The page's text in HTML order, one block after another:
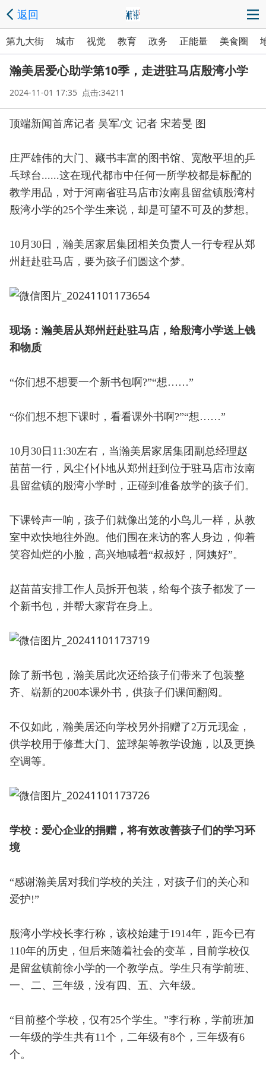
返回
第九大街 城市 视觉 教育 政务 正能量 美食圈
瀚美居爱心助学第10季，走进驻马店殷湾小学
2024-11-01 17:35 点击:34211
顶端新闻首席记者 吴军/文 记者 宋若旻 图
庄严雄伟的大门、藏书丰富的图书馆、宽敞平坦的乒
乓球台......这在现代都市中任何一所学校都是标配的
教学用品，对于河南省驻马店市汝南县留盆镇殷湾村
殷湾小学的25个学生来说，却是可望不可及的梦想。
10月30日，瀚美居家居集团相关负责人一行专程从郑
州赶赴驻马店，要为孩子们圆这个梦。
现场：瀚美居从郑州赶赴驻马店，给殷湾小学送上钱
和物质
“你们想不想要一个新书包啊?”“想……”
“你们想不想下课时，看看课外书啊?”“想……”
10月30日11:30左右，当瀚美居家居集团副总经理赵
苗苗一行，风尘仆仆地从郑州赶到位于驻马店市汝南
县留盆镇的殷湾小学时，正碰到准备放学的孩子们。
下课铃声一响，孩子们就像出笼的小鸟儿一样，从教
室中欢快地往外跑。他们围在来访的客人身边，仰着
笑容灿烂的小脸，高兴地喊着“叔叔好，阿姨好”。
赵苗苗安排工作人员拆开包装，给每个孩子都发了一
个新书包，并帮大家背在身上。
除了新书包，瀚美居此次还给孩子们带来了包装整
齐、崭新的200本课外书，供孩子们课间翻阅。
不仅如此，瀚美居还向学校另外捐赠了2万元现金，
供学校用于修葺大门、篮球架等教学设施，以及更换
空调等。
学校：爱心企业的捐赠，将有效改善孩子们的学习环
境
“感谢瀚美居对我们学校的关注，对孩子们的关心和
爱护!”
殷湾小学校长李行称，该校始建于1914年，距今已有
110年的历史，但后来随着社会的变革，目前学校仅
是留盆镇前徐小学的一个教学点。学生只有学前班、
一、二、三年级，没有四、五、六年级。
“目前整个学校，仅有25个学生。”李行称，学前班加
一年级的学生共有11个，二年级有8个，三年级有6
个。